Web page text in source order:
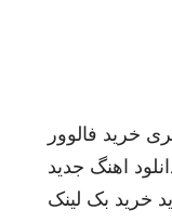
خرید فالوور
اهنگ جدید
خرید بک لینک